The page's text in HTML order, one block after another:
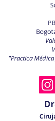
"Practica